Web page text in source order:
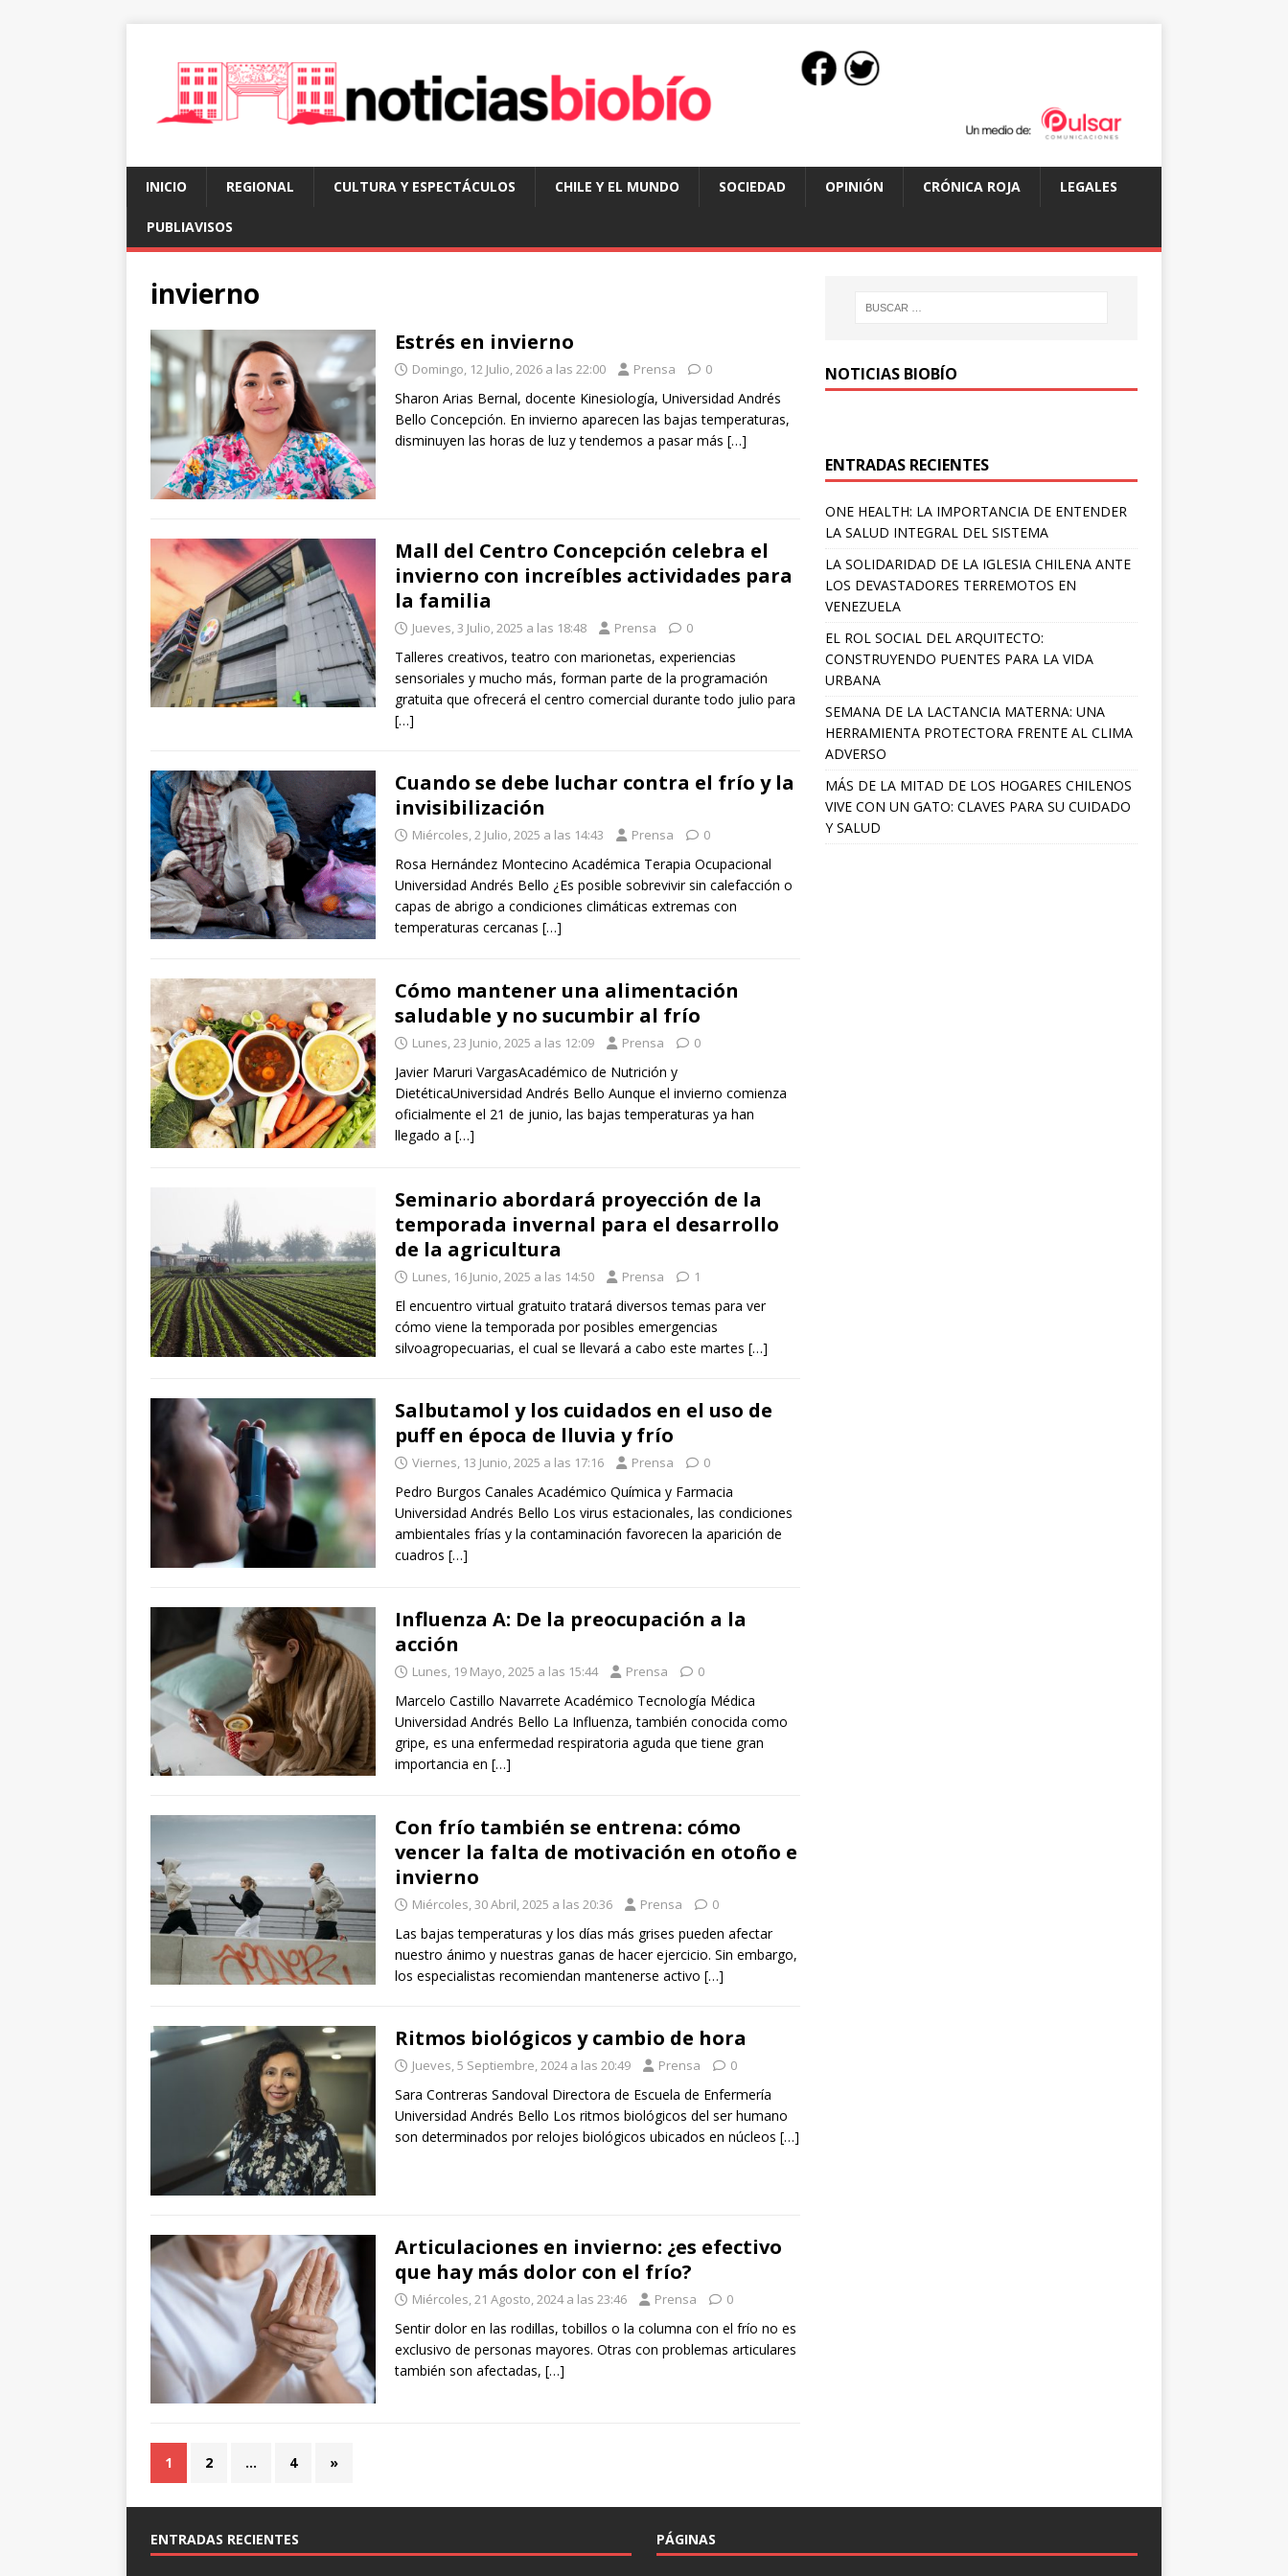
INICIO REGIONAL CULTURA Y ESPECTÁCULOS CHILE Y EL MUNDO SOCIEDAD OPINIÓN CRÓNICA ROJA LEGALES
PUBLIAVISOS
invierno
Estrés en invierno
Domingo, 12 Julio, 2026 a las 22:00 Prensa 0
Sharon Arias Bernal, docente Kinesiología, Universidad Andrés
Bello Concepción. En invierno aparecen las bajas temperaturas,
disminuyen las horas de luz y tendemos a pasar más […]
Mall del Centro Concepción celebra el
invierno con increíbles actividades para
la familia
Jueves, 3 Julio, 2025 a las 18:48 Prensa 0
Talleres creativos, teatro con marionetas, experiencias
sensoriales y mucho más, forman parte de la programación
gratuita que ofrecerá el centro comercial durante todo julio para
[…]
Cuando se debe luchar contra el frío y la
invisibilización
Miércoles, 2 Julio, 2025 a las 14:43 Prensa 0
Rosa Hernández Montecino Académica Terapia Ocupacional
Universidad Andrés Bello ¿Es posible sobrevivir sin calefacción o
capas de abrigo a condiciones climáticas extremas con
temperaturas cercanas […]
Cómo mantener una alimentación
saludable y no sucumbir al frío
Lunes, 23 Junio, 2025 a las 12:09 Prensa 0
Javier Maruri VargasAcadémico de Nutrición y
DietéticaUniversidad Andrés Bello Aunque el invierno comienza
oficialmente el 21 de junio, las bajas temperaturas ya han
llegado a […]
Seminario abordará proyección de la
temporada invernal para el desarrollo
de la agricultura
Lunes, 16 Junio, 2025 a las 14:50 Prensa 1
El encuentro virtual gratuito tratará diversos temas para ver
cómo viene la temporada por posibles emergencias
silvoagropecuarias, el cual se llevará a cabo este martes […]
Salbutamol y los cuidados en el uso de
puff en época de lluvia y frío
Viernes, 13 Junio, 2025 a las 17:16 Prensa 0
Pedro Burgos Canales Académico Química y Farmacia
Universidad Andrés Bello Los virus estacionales, las condiciones
ambientales frías y la contaminación favorecen la aparición de
cuadros […]
Influenza A: De la preocupación a la
acción
Lunes, 19 Mayo, 2025 a las 15:44 Prensa 0
Marcelo Castillo Navarrete Académico Tecnología Médica
Universidad Andrés Bello La Influenza, también conocida como
gripe, es una enfermedad respiratoria aguda que tiene gran
importancia en […]
Con frío también se entrena: cómo
vencer la falta de motivación en otoño e
invierno
Miércoles, 30 Abril, 2025 a las 20:36 Prensa 0
Las bajas temperaturas y los días más grises pueden afectar
nuestro ánimo y nuestras ganas de hacer ejercicio. Sin embargo,
los especialistas recomiendan mantenerse activo […]
Ritmos biológicos y cambio de hora
Jueves, 5 Septiembre, 2024 a las 20:49 Prensa 0
Sara Contreras Sandoval Directora de Escuela de Enfermería
Universidad Andrés Bello Los ritmos biológicos del ser humano
son determinados por relojes biológicos ubicados en núcleos […]
Articulaciones en invierno: ¿es efectivo
que hay más dolor con el frío?
Miércoles, 21 Agosto, 2024 a las 23:46 Prensa 0
Sentir dolor en las rodillas, tobillos o la columna con el frío no es
exclusivo de personas mayores. Otras con problemas articulares
también son afectadas, […]
1 2 … 4 »
NOTICIAS BIOBÍO
ENTRADAS RECIENTES
ONE HEALTH: LA IMPORTANCIA DE ENTENDER
LA SALUD INTEGRAL DEL SISTEMA
LA SOLIDARIDAD DE LA IGLESIA CHILENA ANTE
LOS DEVASTADORES TERREMOTOS EN
VENEZUELA
EL ROL SOCIAL DEL ARQUITECTO:
CONSTRUYENDO PUENTES PARA LA VIDA
URBANA
SEMANA DE LA LACTANCIA MATERNA: UNA
HERRAMIENTA PROTECTORA FRENTE AL CLIMA
ADVERSO
MÁS DE LA MITAD DE LOS HOGARES CHILENOS
VIVE CON UN GATO: CLAVES PARA SU CUIDADO
Y SALUD
ENTRADAS RECIENTES PÁGINAS